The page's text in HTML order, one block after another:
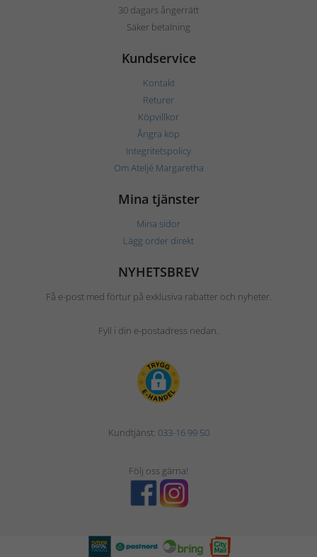
30 dagars ångerrätt
Säker betalning
Kundservice
Kontakt
Returer
Köpvillkor
Ångra köp
Integritetspolicy
Om Ateljé Margaretha
Mina tjänster
Mina sidor
Lägg order direkt
NYHETSBREV
Få e-post med förtur på exklusiva rabatter och nyheter.
Fyll i din e-postadress nedan.
Kundtjänst: 033-16 99 50
Följ oss gärna!